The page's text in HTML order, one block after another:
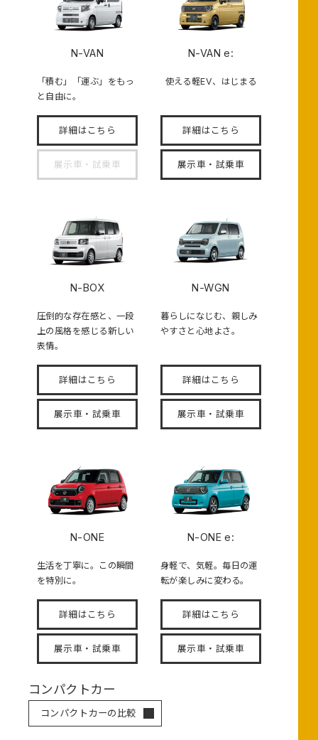
N-VAN
「積む」「運ぶ」をもっ
と自由に。
詳細はこちら
展示車・試乗車
N-VAN e:
使える軽EV、はじまる
詳細はこちら
展示車・試乗車
N-BOX
圧倒的な存在感と、一段
上の風格を感じる新しい
表情。
詳細はこちら
展示車・試乗車
N-WGN
暮らしになじむ、親しみ
やすさと心地よさ。
詳細はこちら
展示車・試乗車
N-ONE
生活を丁寧に。この瞬間
を特別に。
詳細はこちら
展示車・試乗車
N-ONE e:
身軽で、気軽。毎日の運
転が楽しみに変わる。
詳細はこちら
展示車・試乗車
コンパクトカー
コンパクトカーの比較